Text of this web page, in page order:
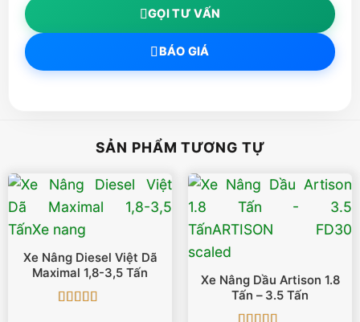
GỌI TƯ VẤN
BÁO GIÁ
SẢN PHẨM TƯƠNG TỰ
Xe Nâng Diesel Việt Dã
Maximal 1,8-3,5 Tấn
Xe Nâng Dầu Artison 1.8
Tấn – 3.5 Tấn